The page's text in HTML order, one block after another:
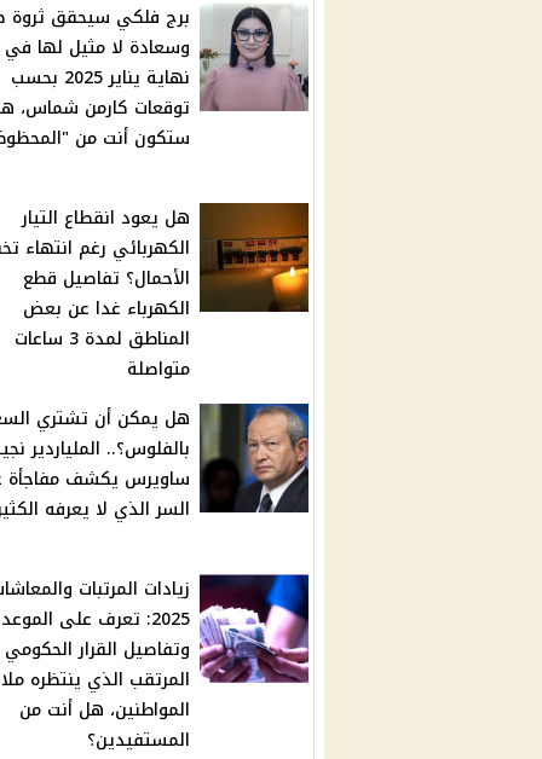
برج فلكي سيحقق ثروة
وسعادة لا مثيل لها في
نهاية يناير 2025 بحسب
توقعات كارمن شماس،
ستكون أنت من
هل يعود انقطاع التيار
الكهربائي رغم انتهاء
الأحمال؟ تفاصيل قطع
الكهرباء غدا عن بعض
المناطق لمدة 3 ساعات
متواصلة
هل يمكن أن تشتري
بالفلوس؟.. الملياردير
ساويرس يكشف مفاجأة
السر الذي لا يعرفه
زيادات المرتبات
2025: تعرف على الموعد
وتفاصيل القرار الحكومي
المرتقب الذي ينتظره
المواطنين، هل أنت من
المستفيدين؟